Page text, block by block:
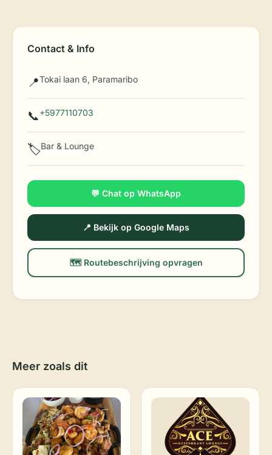
Contact & Info
📍Tokai laan 6, Paramaribo
📞+5977110703
🏷️Bar & Lounge
💬 Chat op WhatsApp
📍 Bekijk op Google Maps
🗺️ Routebeschrijving opvragen
Meer zoals dit